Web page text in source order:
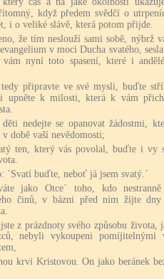
když předem svědčí o
i o veliké slávě, která potom přijde.
že tím neslouží sami sobě, nýbrž
v moci Ducha svatého,
vám nyní toto spasení, které i
tedy připravte ve své mysli, buďte
upněte k milosti, která k vám
děti nedejte se opanovat žádostmi,
době vaší nevědomosti;
ten, který vás povolal, buďte i vy
`Svatí buďte, neboť já jsem svatý.´
jako Otce´ toho, kdo
činů, v bázni před ním žijte dny
z prázdnoty svého způsobu života,
nebyli vykoupeni pomíjitelnými
krví Kristovou. On jako beránek